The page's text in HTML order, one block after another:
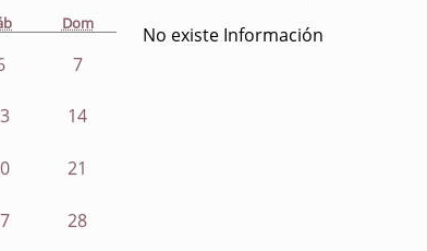
Dom
7
14
21
28
No existe Información